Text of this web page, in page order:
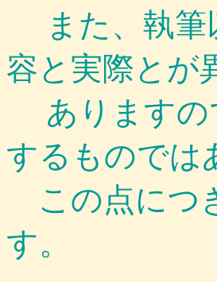
また、執筆
容と実際とが
ありますの
するものでは
この点につ
す。